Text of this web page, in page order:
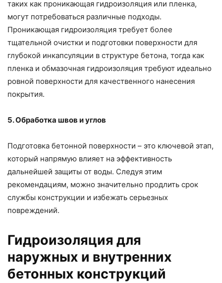
таких как проникающая гидроизоляция или пленка,
могут потребоваться различные подходы.
Проникающая гидроизоляция требует более
тщательной очистки и подготовки поверхности для
глубокой инкапсуляции в структуре бетона, тогда как
пленка и обмазочная гидроизоляция требуют идеально
ровной поверхности для качественного нанесения
покрытия.
5. Обработка швов и углов
Подготовка бетонной поверхности – это ключевой этап,
который напрямую влияет на эффективность
дальнейшей защиты от воды. Следуя этим
рекомендациям, можно значительно продлить срок
службы конструкции и избежать серьезных
повреждений.
Гидроизоляция для
наружных и внутренних
бетонных конструкций